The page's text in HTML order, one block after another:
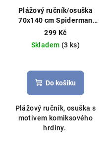
Plážový ručník/osuška
70x140 cm Spiderman
modrý
299 Kč
Skladem (3 ks)
Do košíku
Plážový ručník, osuška s
motivem komiksového
hrdiny.